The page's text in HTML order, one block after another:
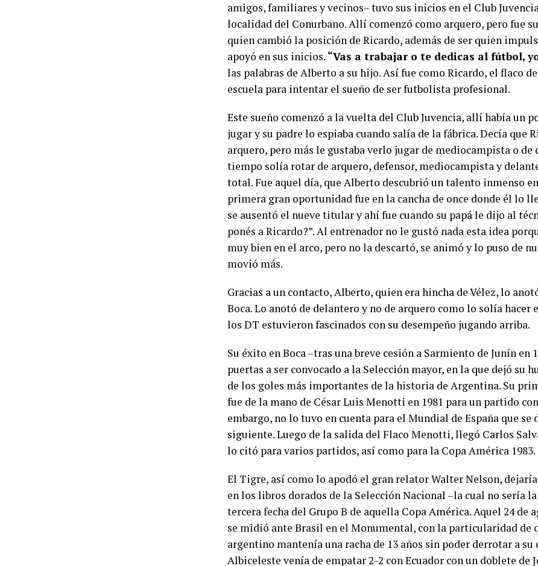
amigos, familiares y vecinos– tuvo sus inicios en el Club
localidad del Conurbano. Allí comenzó como arquero, pero fue
quien cambió la posición de Ricardo, además de ser quien
apoyó en sus inicios. “Vas a trabajar o te dedicas al fútbol,
las palabras de Alberto a su hijo. Así fue como Ricardo, el flaco
escuela para intentar el sueño de ser futbolista profesional.
Este sueño comenzó a la vuelta del Club Juvencia, allí había un
jugar y su padre lo espiaba cuando salía de la fábrica. Decía que
arquero, pero más le gustaba verlo jugar de mediocampista o de
tiempo solía rotar de arquero, defensor, mediocampista y
total. Fue aquel día, que Alberto descubrió un talento inmenso
primera gran oportunidad fue en la cancha de once donde él lo
se ausentó el nueve titular y ahí fue cuando su papá le dijo al
ponés a Ricardo?”. Al entrenador no le gustó nada esta idea
muy bien en el arco, pero no la descartó, se animó y lo puso de
movió más.
Gracias a un contacto, Alberto, quien era hincha de Vélez, lo
Boca. Lo anotó de delantero y no de arquero como lo solía hacer
los DT estuvieron fascinados con su desempeño jugando arriba.
Su éxito en Boca –tras una breve cesión a Sarmiento de Junín en
puertas a ser convocado a la Selección mayor, en la que dejó su
de los goles más importantes de la historia de Argentina. Su
fue de la mano de César Luis Menotti en 1981 para un partido
embargo, no lo tuvo en cuenta para el Mundial de España que se
siguiente. Luego de la salida del Flaco Menotti, llegó Carlos
lo citó para varios partidos, así como para la Copa América 1983.
El Tigre, así como lo apodó el gran relator Walter Nelson,
en los libros dorados de la Selección Nacional –la cual no sería
tercera fecha del Grupo B de aquella Copa América. Aquel 24 de
se midió ante Brasil en el Monumental, con la particularidad de
argentino mantenía una racha de 13 años sin poder derrotar a su
Albiceleste venía de empatar 2-2 con Ecuador con un doblete de